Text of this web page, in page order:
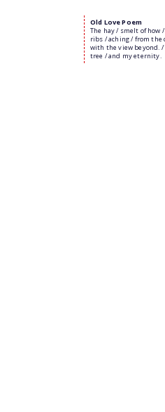
Old Love Poem
The hay / smelt of how
ribs / aching / from the
with the view beyond.
tree / and my eternity.